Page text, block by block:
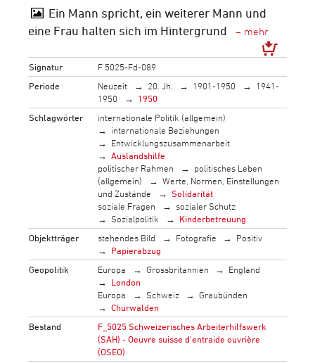
Ein Mann spricht, ein weiterer Mann und
eine Frau halten sich im Hintergrund
Signatur
F 5025-Fd-089
Periode
Neuzeit 20. Jh. 1901-1950
1941-
1950
1950
Schlagwörter
internationale Politik (allgemein)
internationale Beziehungen
Entwicklungszusammenarbeit
Auslandshilfe
politischer Rahmen
politisches Leben
(allgemein)
Werte, Normen, Einstellungen
und Zustände
Solidarität
soziale Fragen
sozialer Schutz
Sozialpolitik
Kinderbetreuung
Objektträger
stehendes Bild Fotografie
Positiv
Papierabzug
Geopolitik
Europa Grossbritannien
England
London
Europa
Schweiz
Graubünden
Churwalden
Bestand
F_5025 Schweizerisches Arbeiterhilfswerk
(SAH) - Oeuvre suisse d'entraide ouvrière
(OSEO)